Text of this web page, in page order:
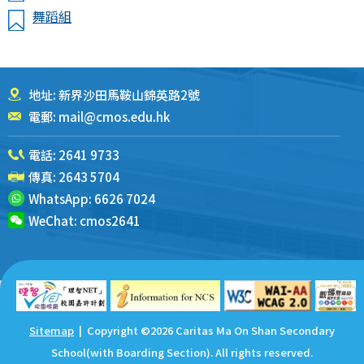
舞蹈組
地址: 新界沙田馬鞍山錦英路2號
電郵: mail@cmos.edu.hk
電話: 2641 9733
傳真: 2643 5704
WhatsApp: 6626 7024
WeChat: cmos2641
Sitemap | Copyright ©2026 Caritas Ma On Shan Secondary
School(with Boarding Section). All rights reserved.